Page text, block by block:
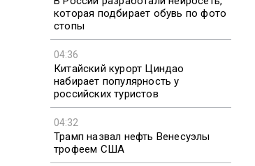
которая подбирает обувь по фото
стопы
04:36
Китайский курорт Циндао
набирает популярность у
российских туристов
04:32
Трамп назвал нефть Венесуэлы
трофеем США